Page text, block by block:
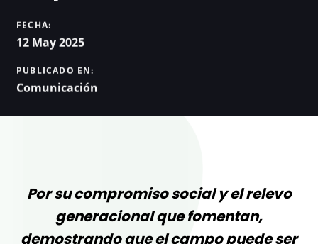
FECHA:
12 May 2025
PUBLICADO EN:
Comunicación
Por su compromiso social y el relevo
generacional que fomentan,
demostrando que el campo puede ser